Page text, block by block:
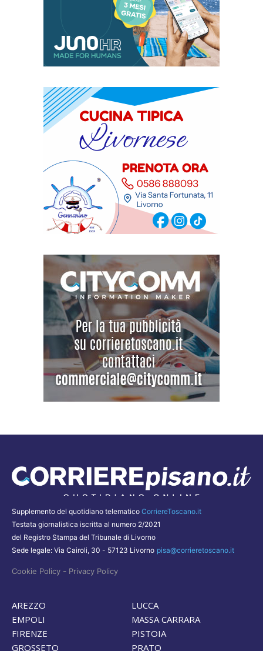
Supplemento del quotidiano telematico CorriereToscano.it
Testata giornalistica iscritta al numero 2/2021
del Registro Stampa del Tribunale di Livorno
Sede legale: Via Cairoli, 30 - 57123 Livorno pisa@corrieretoscano.it
Cookie Policy - Privacy Policy
AREZZO
EMPOLI
FIRENZE
GROSSETO
LUCCA
MASSA CARRARA
PISTOIA
PRATO